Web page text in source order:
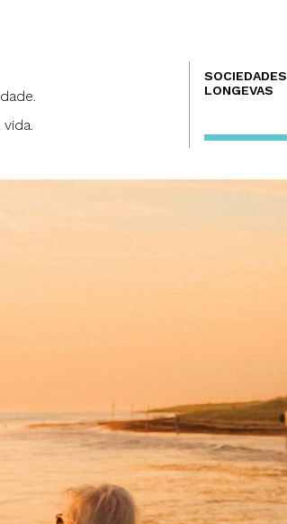
Navegación
principal
SOCIEDADES
LONGEVAS